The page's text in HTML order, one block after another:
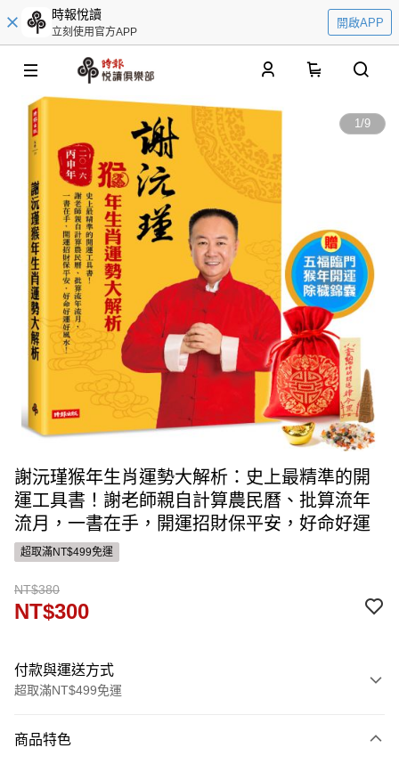
時報悅讀
立刻使用官方APP
開啟APP
1/9
謝沅瑾猴年生肖運勢大解析：史上最精準的開
運工具書！謝老師親自計算農民曆、批算流年
流月，一書在手，開運招財保平安，好命好運
超取滿NT$499免運
NT$380
NT$300
付款與運送方式
超取滿NT$499免運
信用卡一次付款
商品特色